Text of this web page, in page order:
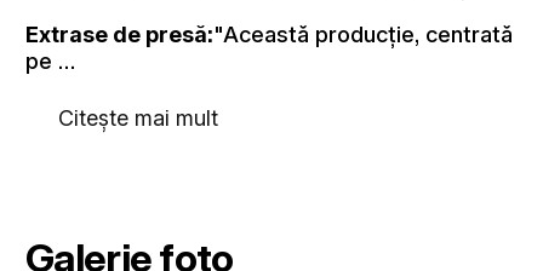
Extrase de presă:"Această producţie, centrată
pe …
Citește mai mult
Galerie foto